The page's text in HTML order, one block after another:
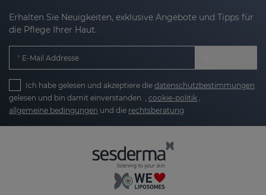
Anti-Aging-Lösungen , die sichtbare Alterszeichen
verbessern und das Hautbild nachhaltig
revitalisieren.
Was ist Hautalterung?
Hautalterung ist ein natürlicher biologischer
Prozess, der jedoch durch äußere Einflüsse
beschleunigt werden kann. Grundsätzlich
Chronologische Hautalterung:
Erhalten Sie Neuigkeiten, exklusive Angebote und Tipps für
die Pflege Ihrer Haut.
E-Mail Addresse
Ich habe gelesen und akzeptiere die datenschutzbestimmungen
gelesen und bin damit einverstanden. , cookie-politik ,
allgemeine bedingungen und die rechtsberatung